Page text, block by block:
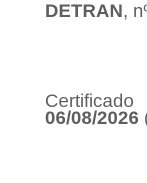
DETRAN,
06/08/2026